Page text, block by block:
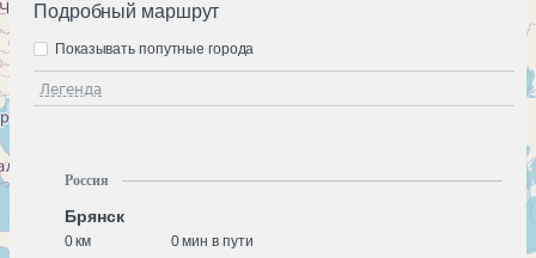
Подробный маршрут
Легенда
Показывать попутные города
Россия
Брянск
0 км
0 мин в пути